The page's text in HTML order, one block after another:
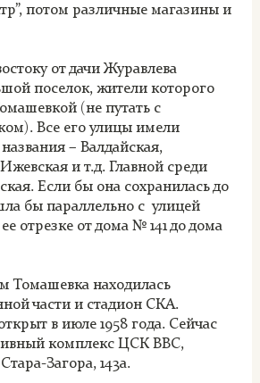
потом различные магазины и
от дачи Журавлева
поселок, жители которого
(не путать с
Все его улицы имели
– Валдайская,
и т.д. Главной среди
Если бы она сохранилась до
бы параллельно с улицей
отрезке от дома № 141 до дома
Томашевка находилась
части и стадион СКА.
в июле 1958 года. Сейчас
комплекс ЦСК ВВС,
Загора, 143а.